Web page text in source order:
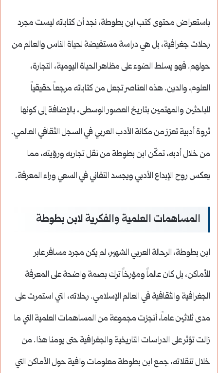
باستعراض محتوى كتب ابن بطوطة، نجد أن كتاباته ليست مجرد
رحلات جغرافية، بل هي دراسة مستفيضة لحياة الناس والعالم من
حولهم. فهو يسلط الضوء على مظاهر الحياة اليومية، التجارة،
العلوم، والدين. هذه العناصر تجعل من كتاباته مرجعاً حقيقياً
للباحثين والمهتمين بتاريخ العصور الوسطى، بالإضافة إلى كونها
ثروة أدبية تعزز من مكانة الأدب العربي في السجل الثقافي العالمي.
من خلال أدبه، تمكّن ابن بطوطة من نقل تجاربه ورؤيته، مما
يعكس روح الإبداع الأدبي ويجسد التفاني في السعي وراء المعرفة.
المساهمات العلمية والفكرية لابن بطوطة
ابن بطوطة، الرحالة العربي الشهير، لم يكن مجرد مسافر عابر
للأماكن، بل كان عالماً ومؤرخاً ترك بصمة واضحة على المعرفة
الجغرافية والثقافية في العالم الإسلامي. رحلاته، التي استمرت على
مدى ثلاثين عاماً، أنجزت مجموعة من المساهمات العلمية التي ما
زالت تؤثر على الدراسات التاريخية والجغرافية حتى يومنا هذا. من
خلال تنقلاته، جمع ابن بطوطة معلومات وافية حول الأماكن التي